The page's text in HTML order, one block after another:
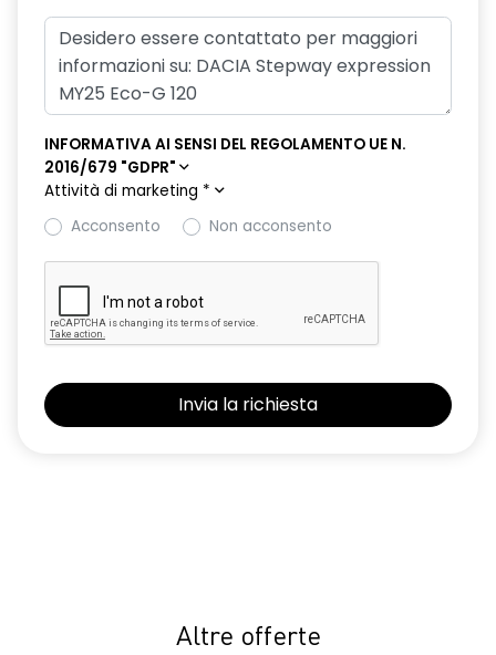
INFORMATIVA AI SENSI DEL REGOLAMENTO UE N.
2016/679 "GDPR"
Attività di marketing *
Acconsento
Non acconsento
Altre offerte